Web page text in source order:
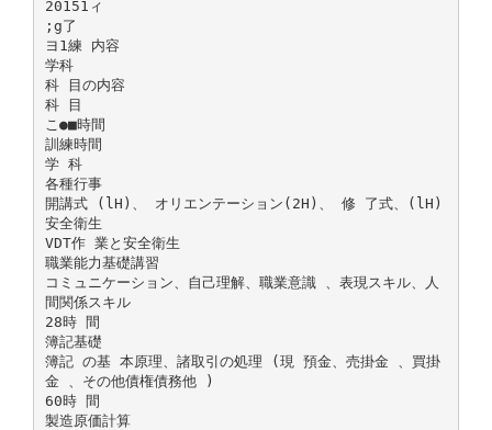
20151ィ
;g了
ヨ1練 内容
学科
科 目の内容
科 目
こ●■時間
訓練時間
学 科
各種行事
開講式 (lH)、 オリエンテーション(2H)、 修 了式、(lH)
安全衛生
VDT作 業と安全衛生
職業能力基礎講習
コミュニケーション、自己理解、職業意識 、表現スキル、人
間関係スキル
28時 間
簿記基礎
簿記 の基 本原理、諸取引の処理 (現 預金、売掛金 、買掛
金 、その他債権債務他 )
60時 間
製造原価計算